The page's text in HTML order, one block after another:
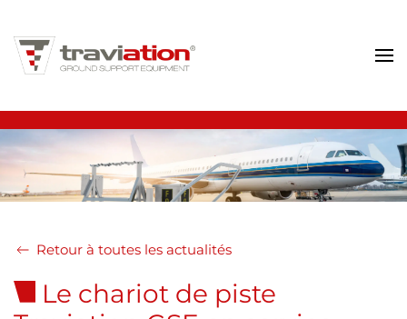
Aller au contenu principal
Retour à toutes les actualités
Le chariot de piste